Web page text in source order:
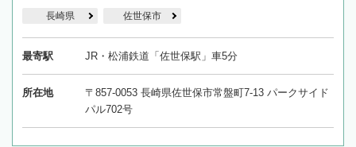
長崎県 佐世保市
最寄駅 JR・松浦鉄道「佐世保駅」車5分
所在地
〒857-0053 長崎県佐世保市常盤町7-13 パークサイド
パル702号